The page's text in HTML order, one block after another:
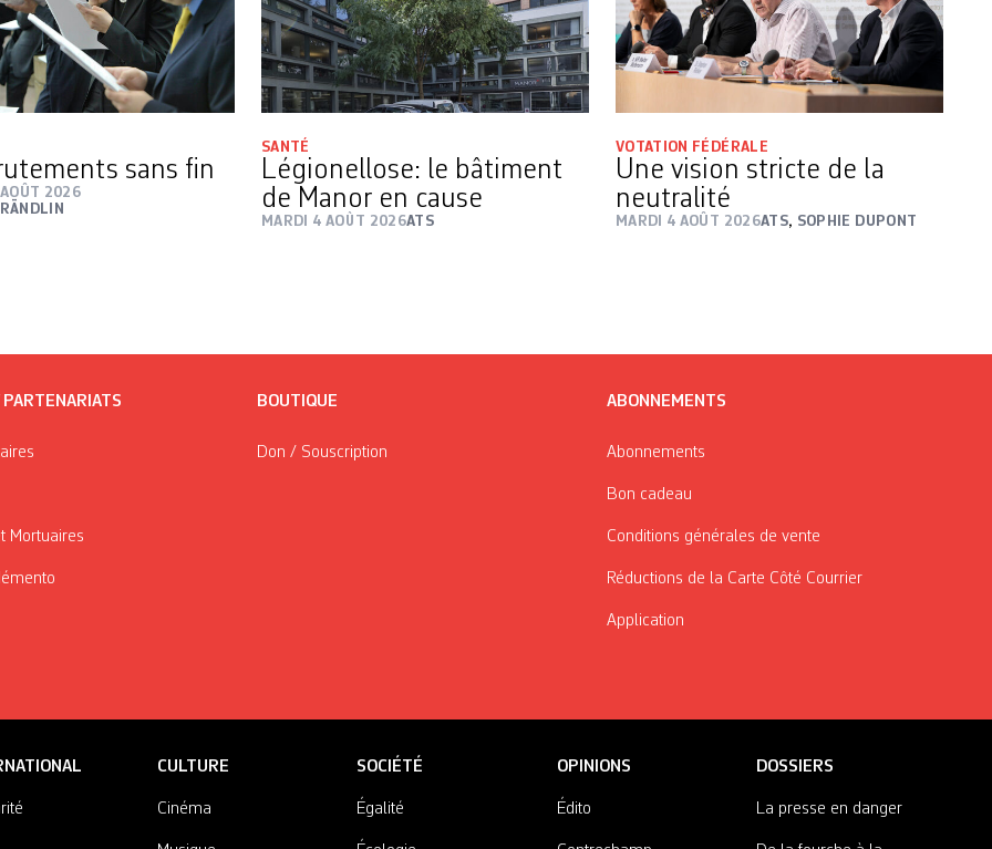
sans fin
AOÛT 2026
SANTÉ
Légionellose: le bâtiment
de Manor en cause
MARDI 4 AOÛT 2026ATS
VOTATION FÉDÉRALE
Une vision stricte de la
neutralité
MARDI 4 AOÛT 2026ATS, SOPHIE DUPONT
Mortuaires
BOUTIQUE
Don / Souscription
ABONNEMENTS
Abonnements
Bon cadeau
Conditions générales de vente
Réductions de la Carte Côté Courrier
Application
CULTURE
Cinéma
SOCIÉTÉ
Égalité
OPINIONS
Édito
DOSSIERS
La presse en danger